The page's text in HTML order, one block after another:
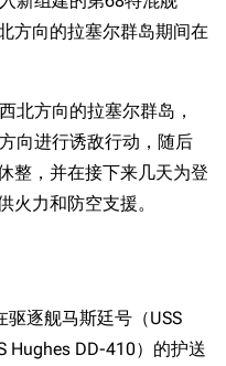
方向的拉塞尔群岛期间在
北方向的拉塞尔群岛，
向进行诱敌行动，随后
整，并在接下来几天为登
火力和防空支援。
逐舰马斯廷号（USS
Hughes DD-410）的护送